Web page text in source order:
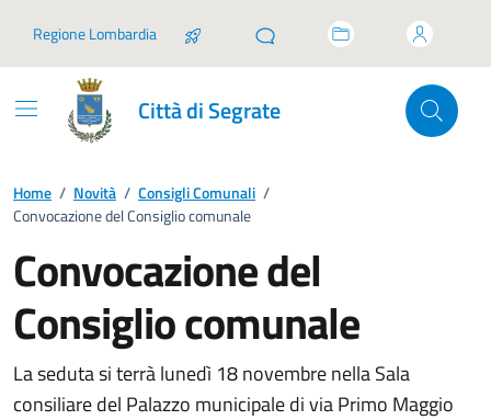
Regione Lombardia
Città di Segrate
Home / Novità / Consigli Comunali /
Convocazione del Consiglio comunale
Convocazione del
Consiglio comunale
La seduta si terrà lunedì 18 novembre nella Sala
consiliare del Palazzo municipale di via Primo Maggio